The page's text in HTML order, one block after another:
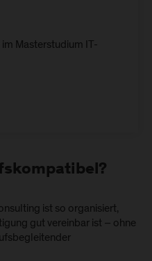
Masterstudium IT-
ist so organisiert,
gut vereinbar ist – ohne